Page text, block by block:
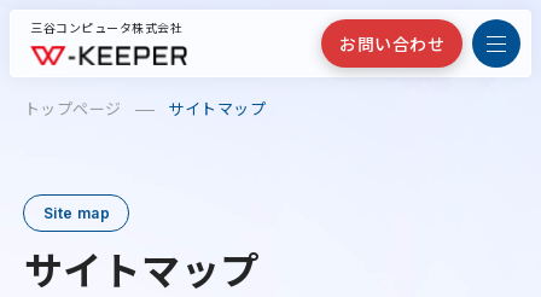
三谷コンピュータ株式会社
お問い合わせ
トップページ サイトマップ
Site map
サイトマップ